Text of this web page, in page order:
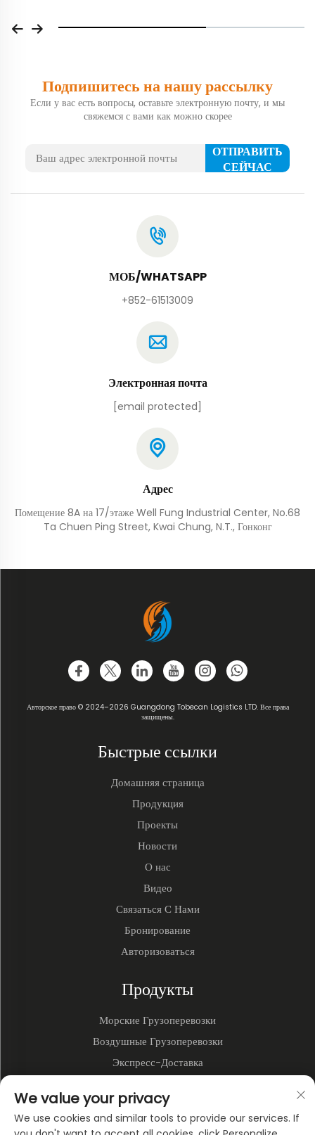
Подпишитесь на нашу рассылку
Если у вас есть вопросы, оставьте электронную почту, и мы
свяжемся с вами как можно скорее
ОТПРАВИТЬ
СЕЙЧАС
МОБ/WHATSAPP
+852-61513009
Электронная почта
[email protected]
Адрес
Помещение 8A на 17/этаже Well Fung Industrial Center, No.68
Ta Chuen Ping Street, Kwai Chung, N.T., Гонконг
Авторское право © 2024–2026 Guangdong Tobecan Logistics LTD. Все права
защищены.
Быстрые ссылки
Домашняя страница
Продукция
Проекты
Новости
О нас
Видео
Связаться С Нами
Бронирование
Авторизоваться
Продукты
Морские Грузоперевозки
Воздушные Грузоперевозки
Экспресс-Доставка
Наземные Перевозки
Мультимодальные Перевозки
We value your privacy
We use cookies and similar tools to provide our services. If